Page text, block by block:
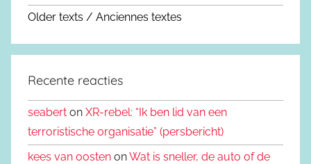
Older texts / Anciennes textes
Recente reacties
seabert on XR-rebel: “Ik ben lid van een
terroristische organisatie” (persbericht)
kees van oosten onWat is sneller, de auto of de